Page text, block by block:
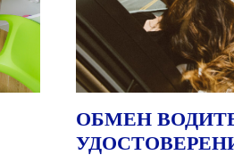
ОБМЕН